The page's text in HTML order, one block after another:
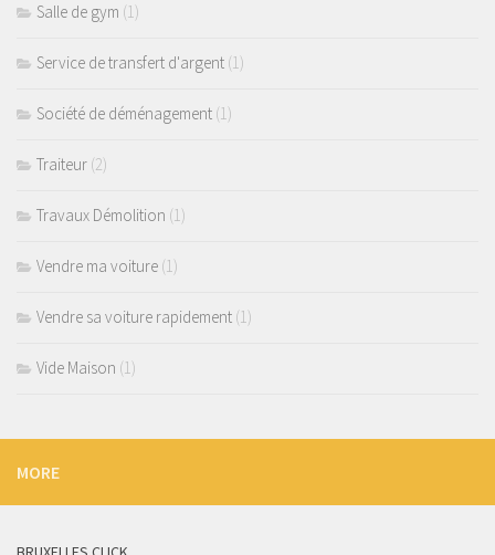
Salle de gym (1)
Service de transfert d'argent (1)
Société de déménagement (1)
Traiteur (2)
Travaux Démolition (1)
Vendre ma voiture (1)
Vendre sa voiture rapidement (1)
Vide Maison (1)
MORE